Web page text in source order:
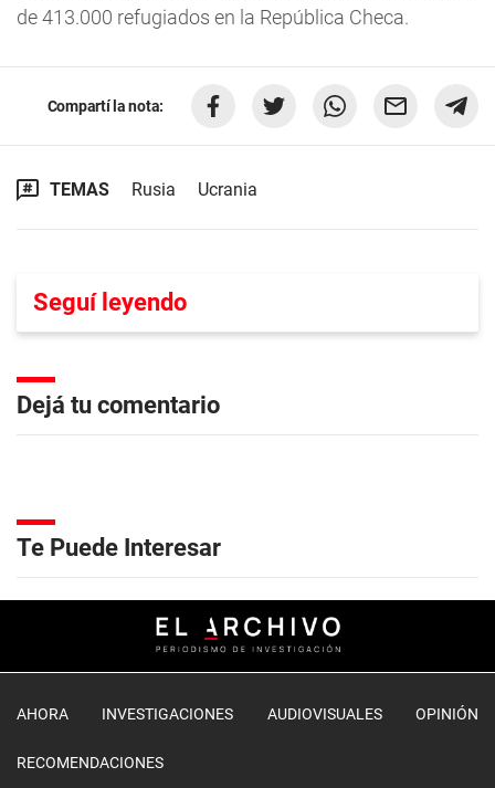
de 413.000 refugiados en la República Checa.
Compartí la nota:
TEMAS Rusia Ucrania
Seguí leyendo
Dejá tu comentario
Te Puede Interesar
AHORA INVESTIGACIONES AUDIOVISUALES OPINIÓN
RECOMENDACIONES